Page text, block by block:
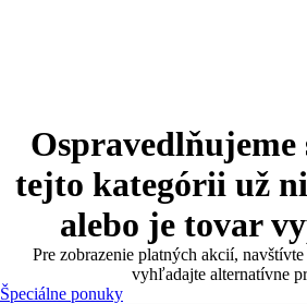
Ospravedlňujeme
tejto kategórii už
alebo je tovar
Pre zobrazenie platných akcií,
vyhľadajte alternatívne
Špeciálne ponuky